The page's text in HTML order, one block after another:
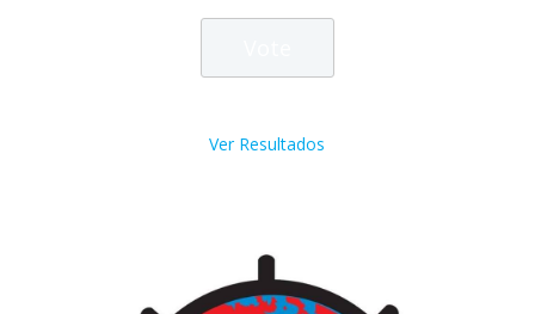
Ver Resultados